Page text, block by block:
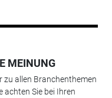
MEINUNG
zu allen Branchenthemen
Sie bei Ihren